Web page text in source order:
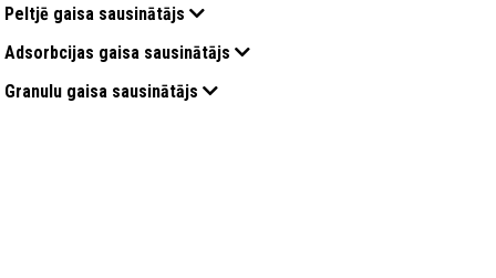
Peltjē gaisa sausinātājs
Adsorbcijas gaisa sausinātājs
Granulu gaisa sausinātājs